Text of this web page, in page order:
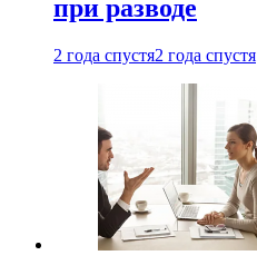
при разводе
2 года спустя2 года спустя